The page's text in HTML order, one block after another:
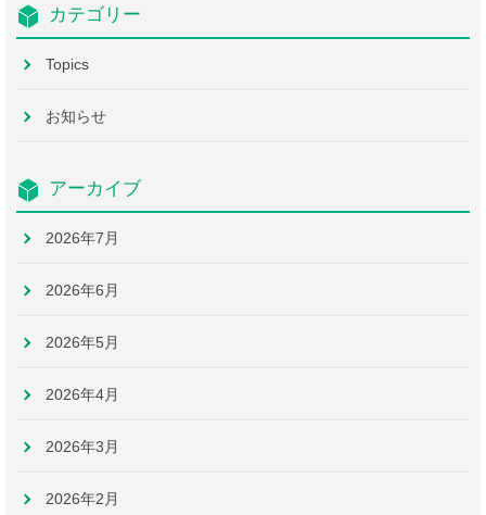
カテゴリー
Topics
お知らせ
アーカイブ
2026年7月
2026年6月
2026年5月
2026年4月
2026年3月
2026年2月